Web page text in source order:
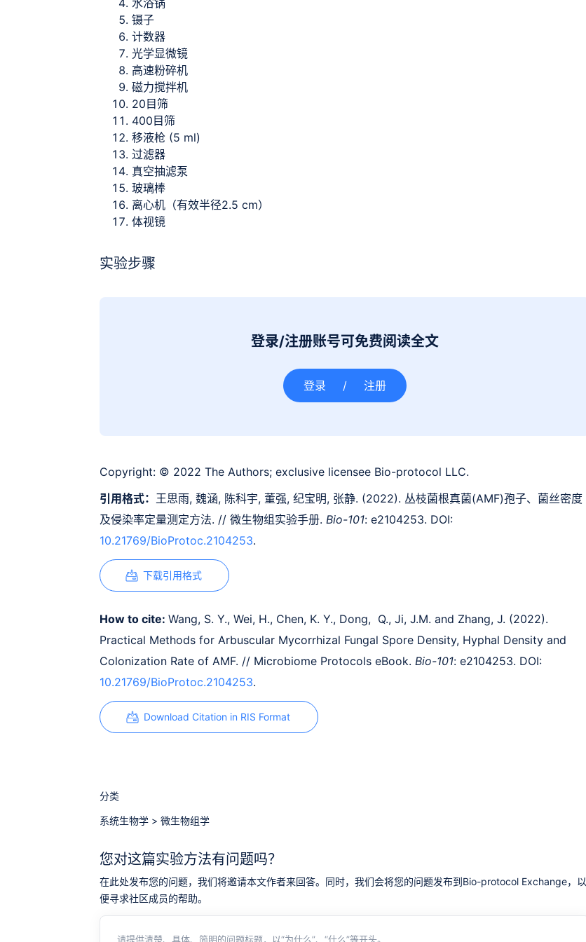
水浴锅
镊子
计数器
光学显微镜
高速粉碎机
磁力搅拌机
20目筛
400目筛
移液枪 (5 ml)
过滤器
真空抽滤泵
玻璃棒
离心机（有效半径2.5 cm）
体视镜
实验步骤
登录/注册账号可免费阅读全文
登录 / 注册
Copyright: © 2022 The Authors; exclusive licensee Bio-protocol LLC.
引用格式： 王思雨, 魏涵, 陈科宇, 董强, 纪宝明, 张静. (2022). 丛枝菌根真菌(AMF)孢子、菌丝密度
及侵染率定量测定方法. // 微生物组实验手册. Bio-101: e2104253. DOI:
10.21769/BioProtoc.2104253.
下载引用格式
How to cite: Wang, S. Y., Wei, H., Chen, K. Y., Dong, Q., Ji, J.M. and Zhang, J. (2022).
Practical Methods for Arbuscular Mycorrhizal Fungal Spore Density, Hyphal Density and
Colonization Rate of AMF. // Microbiome Protocols eBook. Bio-101: e2104253. DOI:
10.21769/BioProtoc.2104253.
Download Citation in RIS Format
分类
系统生物学 > 微生物组学
您对这篇实验方法有问题吗？
在此处发布您的问题，我们将邀请本文作者来回答。同时，我们会将您的问题发布到Bio-protocol Exchange，以
便寻求社区成员的帮助。
请提供清楚、具体、简明的问题标题，以“为什么”、“什么”等开头。